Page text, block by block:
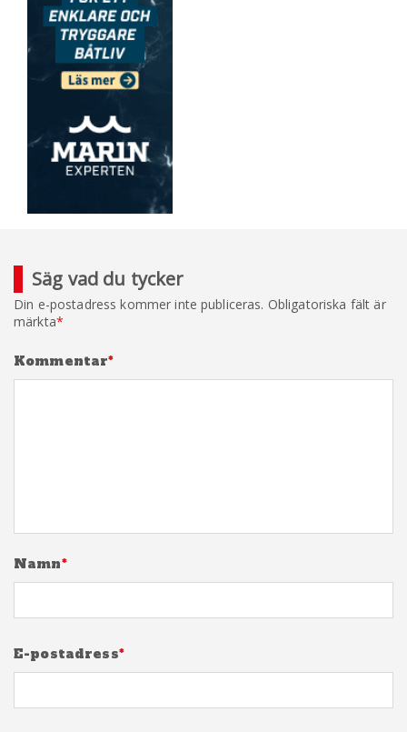
Säg vad du tycker
Din e-postadress kommer inte publiceras. Obligatoriska fält är
märkta*
Kommentar*
Namn*
E-postadress*